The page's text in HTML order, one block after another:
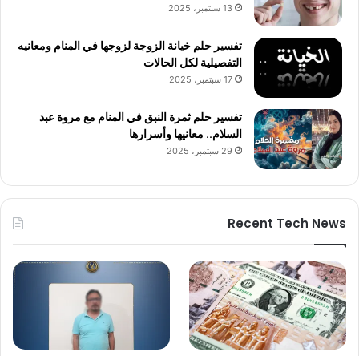
13 سبتمبر، 2025
تفسير حلم خيانة الزوجة لزوجها في المنام ومعانيه
التفصيلية لكل الحالات
17 سبتمبر، 2025
تفسير حلم ثمرة النبق في المنام مع مروة عبد
السلام.. معانيها وأسرارها
29 سبتمبر، 2025
Recent Tech News